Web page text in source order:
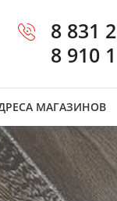
8 831
8 910
МАГАЗИНОВ